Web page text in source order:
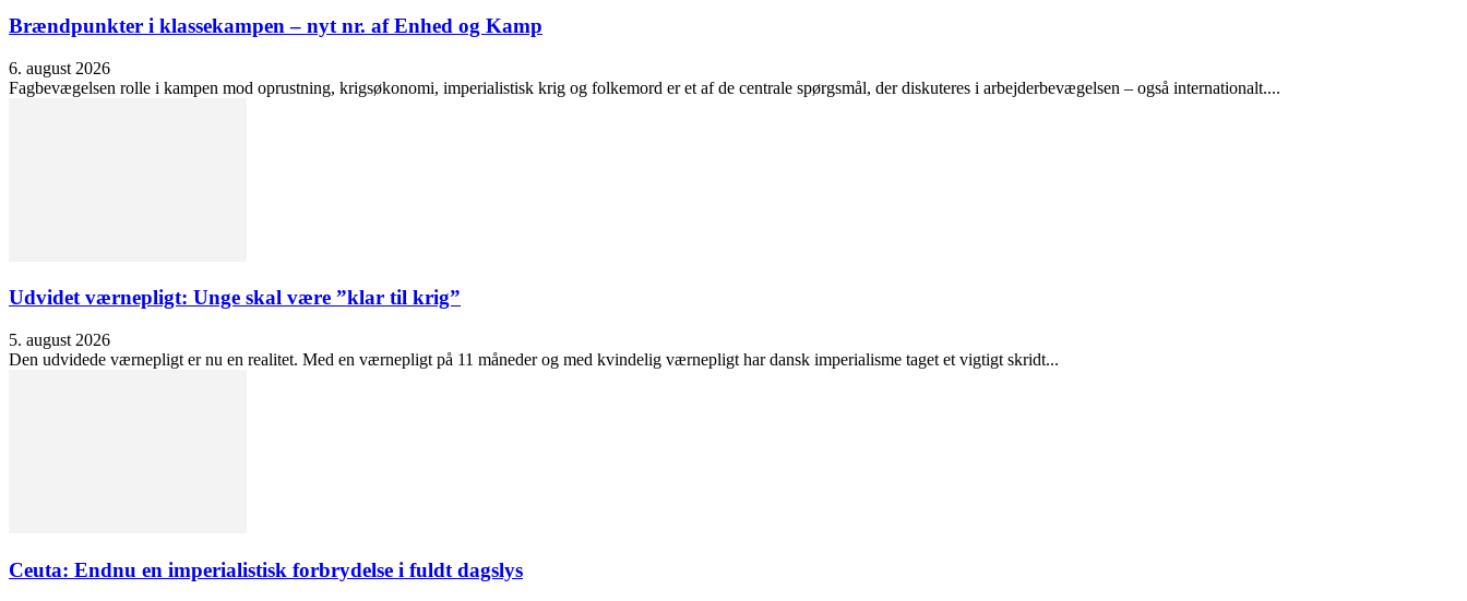
Brændpunkter i klassekampen – nyt nr. af Enhed og Kamp
6. august 2026
Fagbevægelsen rolle i kampen mod oprustning, krigsøkonomi, imperialistisk krig og folkemord er et af de centrale spørgsmål, der diskuteres i arbejderbevægelsen – også internationalt....
Udvidet værnepligt: Unge skal være ”klar til krig”
5. august 2026
Den udvidede værnepligt er nu en realitet. Med en værnepligt på 11 måneder og med kvindelig værnepligt har dansk imperialisme taget et vigtigt skridt...
Ceuta: Endnu en imperialistisk forbrydelse i fuldt dagslys